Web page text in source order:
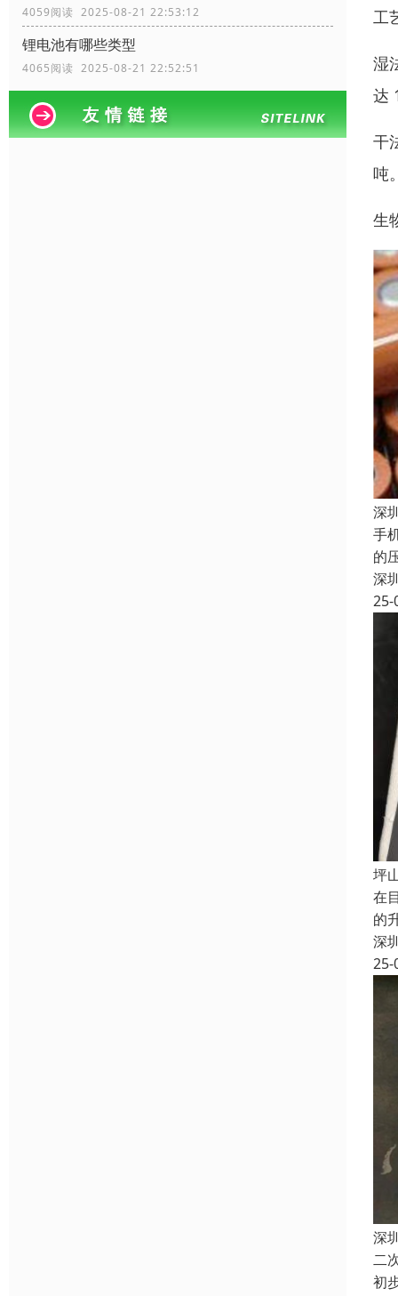
4059阅读 2025-08-21 22:53:12
锂电池有哪些类型
4065阅读 2025-08-21 22:52:51
工
湿
达
干
吨
生
深
手
的
深
25-
坪
在
的
深
25-
深
二
初